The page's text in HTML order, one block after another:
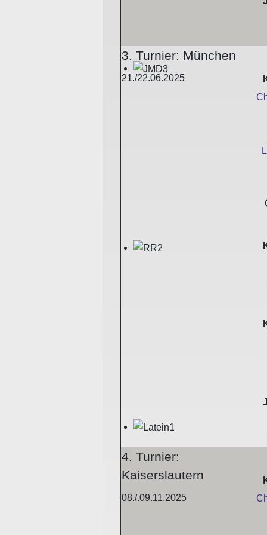
3. Turnier: München
21./22.06.2025
4. Turnier:
Kaiserslautern
08./.09.11.2025